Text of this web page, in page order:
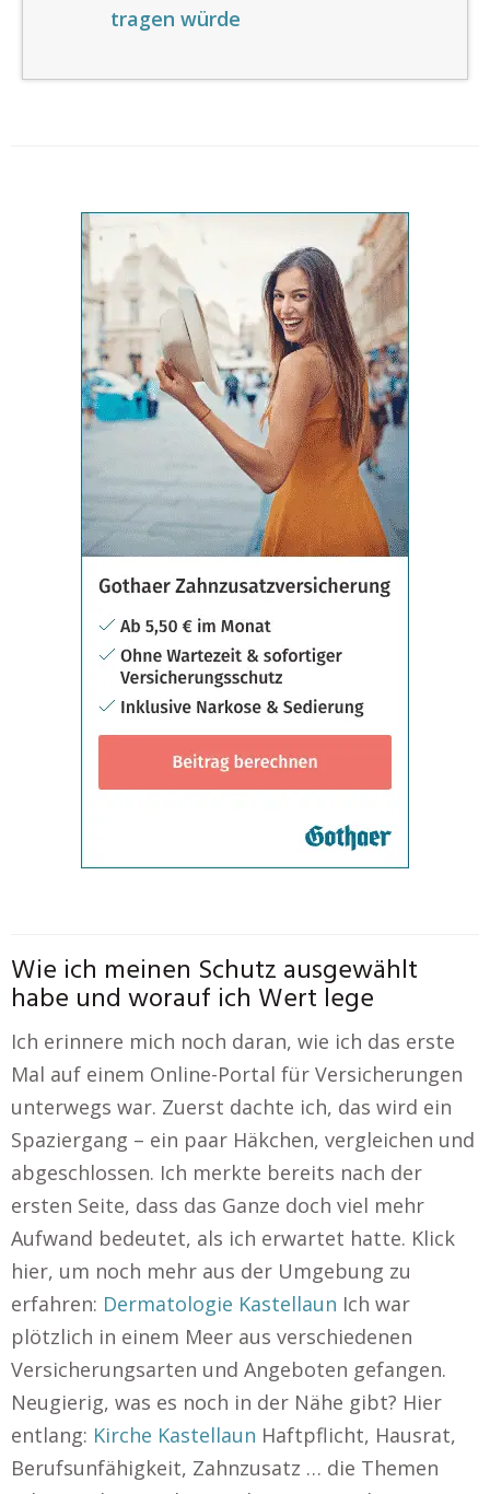
tragen würde
Wie ich meinen Schutz ausgewählt
habe und worauf ich Wert lege
Ich erinnere mich noch daran, wie ich das erste
Mal auf einem Online-Portal für Versicherungen
unterwegs war. Zuerst dachte ich, das wird ein
Spaziergang – ein paar Häkchen, vergleichen und
abgeschlossen. Ich merkte bereits nach der
ersten Seite, dass das Ganze doch viel mehr
Aufwand bedeutet, als ich erwartet hatte. Klick
hier, um noch mehr aus der Umgebung zu
erfahren: Dermatologie Kastellaun Ich war
plötzlich in einem Meer aus verschiedenen
Versicherungsarten und Angeboten gefangen.
Neugierig, was es noch in der Nähe gibt? Hier
entlang: Kirche Kastellaun Haftpflicht, Hausrat,
Berufsunfähigkeit, Zahnzusatz … die Themen